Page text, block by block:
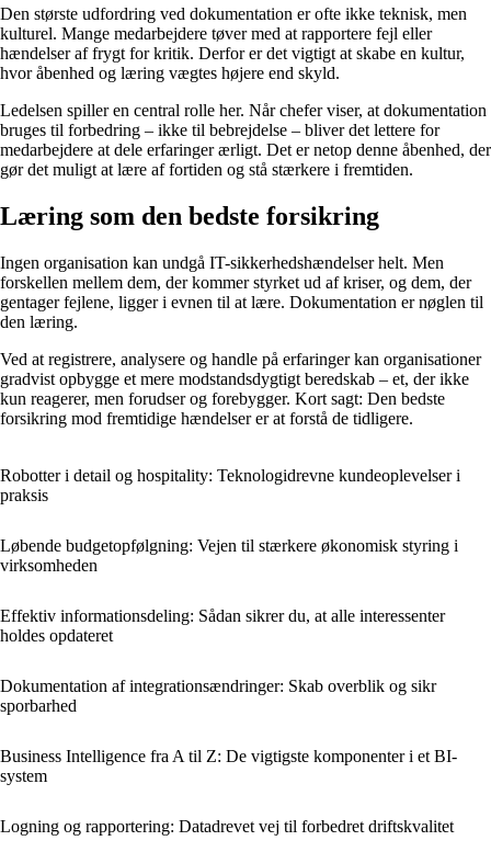
Den største udfordring ved dokumentation er ofte ikke teknisk, men
kulturel. Mange medarbejdere tøver med at rapportere fejl eller
hændelser af frygt for kritik. Derfor er det vigtigt at skabe en kultur,
hvor åbenhed og læring vægtes højere end skyld.
Ledelsen spiller en central rolle her. Når chefer viser, at dokumentation
bruges til forbedring – ikke til bebrejdelse – bliver det lettere for
medarbejdere at dele erfaringer ærligt. Det er netop denne åbenhed, der
gør det muligt at lære af fortiden og stå stærkere i fremtiden.
Læring som den bedste forsikring
Ingen organisation kan undgå IT-sikkerhedshændelser helt. Men
forskellen mellem dem, der kommer styrket ud af kriser, og dem, der
gentager fejlene, ligger i evnen til at lære. Dokumentation er nøglen til
den læring.
Ved at registrere, analysere og handle på erfaringer kan organisationer
gradvist opbygge et mere modstandsdygtigt beredskab – et, der ikke
kun reagerer, men forudser og forebygger. Kort sagt: Den bedste
forsikring mod fremtidige hændelser er at forstå de tidligere.
Robotter i detail og hospitality: Teknologidrevne kundeoplevelser i
praksis
Løbende budgetopfølgning: Vejen til stærkere økonomisk styring i
virksomheden
Effektiv informationsdeling: Sådan sikrer du, at alle interessenter
holdes opdateret
Dokumentation af integrationsændringer: Skab overblik og sikr
sporbarhed
Business Intelligence fra A til Z: De vigtigste komponenter i et BI-
system
Logning og rapportering: Datadrevet vej til forbedret driftskvalitet